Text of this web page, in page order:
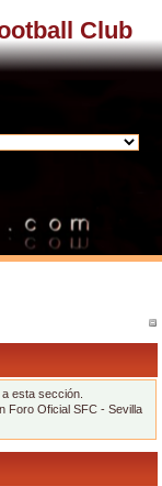
Club
esta sección.
Foro Oficial SFC - Sevilla